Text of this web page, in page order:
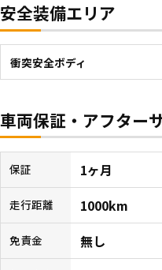
安全装備エリア
衝突安全ボディ
車両保証・アフター
保証 1ヶ月
走行距離 1000km
免責金 無し